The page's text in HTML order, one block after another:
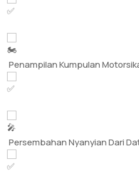
Penampilan Kumpulan
Persembahan Nyanyian Dari